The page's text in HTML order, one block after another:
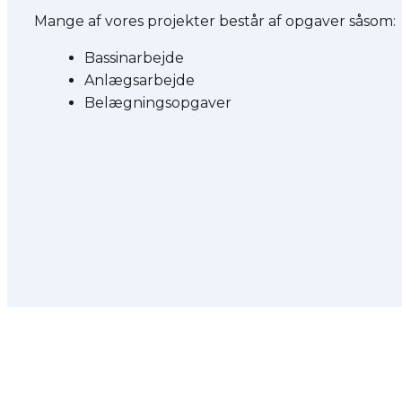
Mange af vores projekter består af opgaver såsom:​
Bassinarbejde
Anlægsarbejde
Belægningsopgaver​